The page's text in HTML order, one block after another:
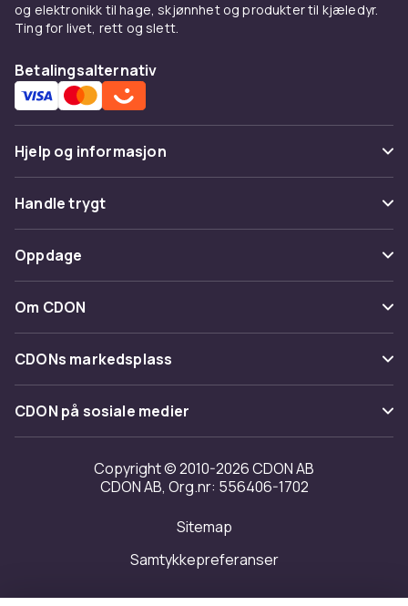
og elektronikk til hage, skjønnhet og produkter til kjæledyr.
Ting for livet, rett og slett.
Betalingsalternativ
Hjelp og informasjon
Vanlige spørsmål
Spor pakke
Angre & returner her
Kontakt oss
Handle trygt
Betaling
Levering
Tilbakekallinger
Oppdage
Kategorier
Varemerker
Om CDON
Om oss
Kundeanmeldelser
Jobbe på CDON
Investor relations
Tilgjengelighet
CDONs markedsplass
Merchant Help Center
CDON på sosiale medier
Copyright © 2010-2026 CDON AB
CDON AB, Org.nr: 556406-1702
Sitemap
Samtykkepreferanser